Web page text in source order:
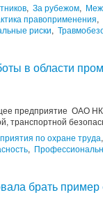
, За рубежом,
правоприменения,
риски,
в области
предприятие ОАО
транспортной
по охране труда
,
брать